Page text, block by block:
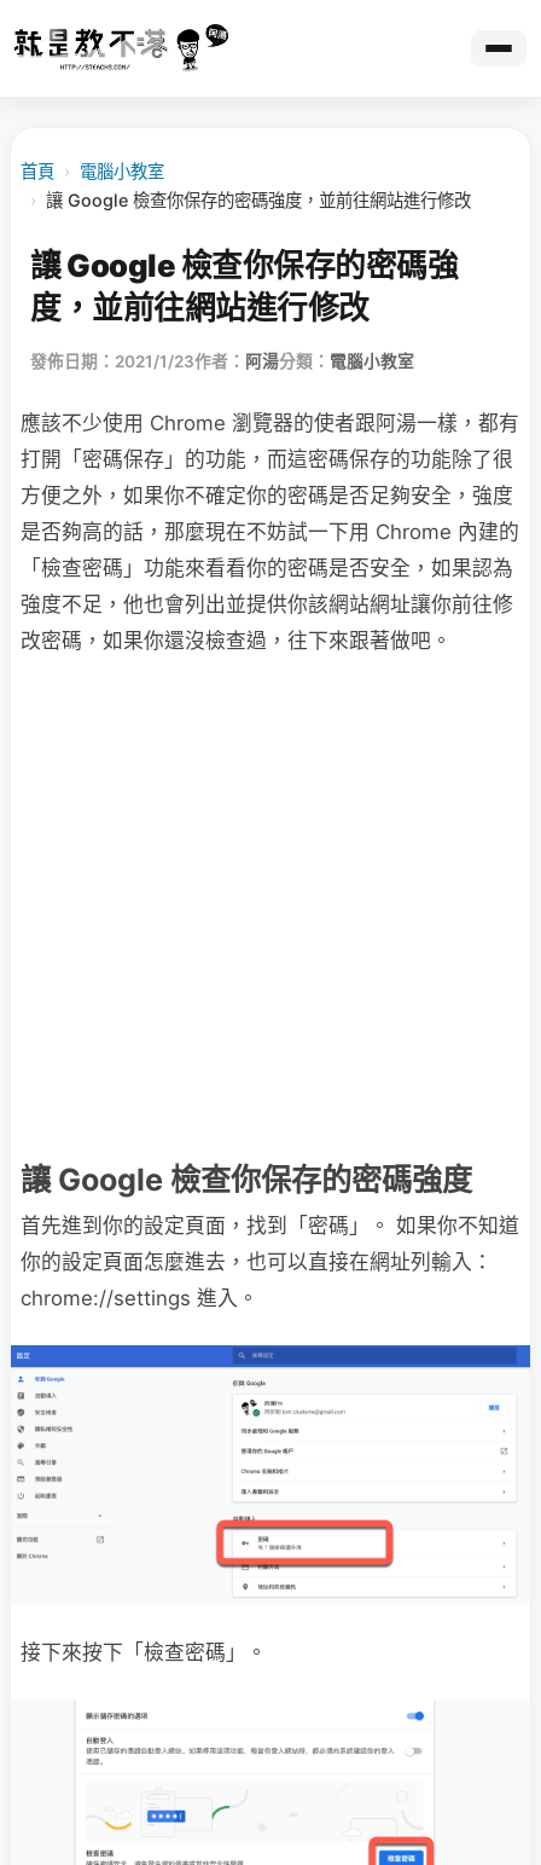
首頁 › 電腦小教室
› 讓 Google 檢查你保存的密碼強度，並前往網站進行修改
讓 Google 檢查你保存的密碼強
度，並前往網站進行修改
發佈日期：2021/1/23作者： 阿湯分類： 電腦小教室
應該不少使用 Chrome 瀏覽器的使者跟阿湯一樣，都有
打開「密碼保存」的功能，而這密碼保存的功能除了很
方便之外，如果你不確定你的密碼是否足夠安全，強度
是否夠高的話，那麼現在不妨試一下用 Chrome 內建的
「檢查密碼」功能來看看你的密碼是否安全，如果認為
強度不足，他也會列出並提供你該網站網址讓你前往修
改密碼，如果你還沒檢查過，往下來跟著做吧。
讓 Google 檢查你保存的密碼強度
首先進到你的設定頁面，找到「密碼」。 如果你不知道
你的設定頁面怎麼進去，也可以直接在網址列輸入：
chrome://settings 進入。
接下來按下「檢查密碼」。